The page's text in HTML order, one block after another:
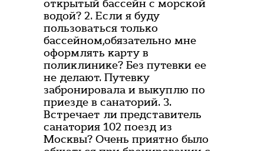
открытый бассейн с морской
водой? 2. Если я буду
пользоваться только
бассейном,обязательно мне
оформлять карту в
поликлинике? Без путевки ее
не делают. Путевку
забронировала и выкуплю по
приезде в санаторий. 3.
Встречает ли представитель
санатория 102 поезд из
Москвы? Очень приятно было